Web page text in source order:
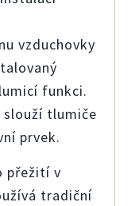
vzduchovky
funkci.
tlumiče
prvek.
přežití v
žívá tradiční